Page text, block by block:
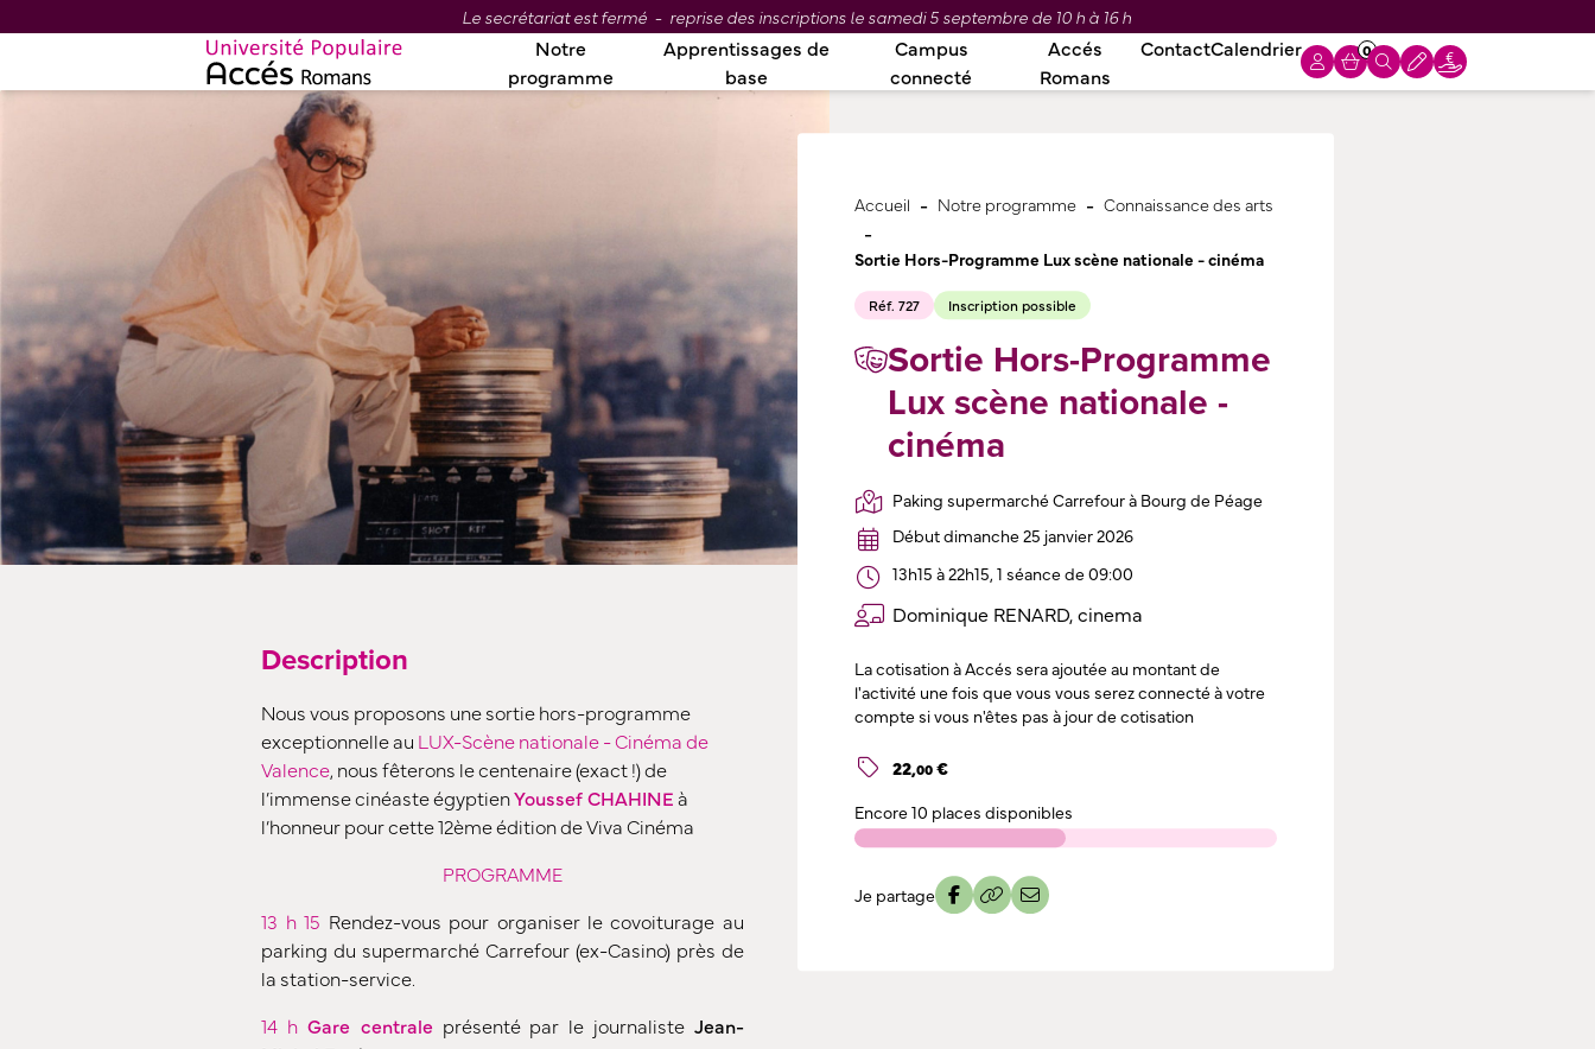
Le secrétariat est fermé - reprise des inscriptions le samedi 5 septembre de 10 h à 16 h
Notre
programme
Apprentissages de
base
Campus
connecté
Accés
Romans
ContactCalendrier 0
Description
Nous vous proposons une sortie hors-programme
exceptionnelle au LUX-Scène nationale - Cinéma de
Valence, nous fêterons le centenaire (exact !) de
l’immense cinéaste égyptienYoussef CHAHINEà
l’honneur pour cette 12ème édition de Viva Cinéma
PROGRAMME
13 h 15 Rendez-vous pour organiser le covoiturage au
parking du supermarché Carrefour (ex-Casino) près de
la station-service.
14 h Gare centrale présenté par le journaliste Jean-
Accueil - Notre programme - Connaissance des arts
-
Sortie Hors-Programme Lux scène nationale - cinéma
Réf. 727 Inscription possible
Sortie Hors-Programme
Lux scène nationale -
cinéma
Paking supermarché Carrefour à Bourg de Péage
Début dimanche 25 janvier 2026
13h15 à 22h15, 1 séance de 09:00
Dominique RENARD, cinema
La cotisation à Accés sera ajoutée au montant de
l'activité une fois que vous vous serez connecté à votre
compte si vous n'êtes pas à jour de cotisation
22,00€
Encore10 places disponibles
Je partage